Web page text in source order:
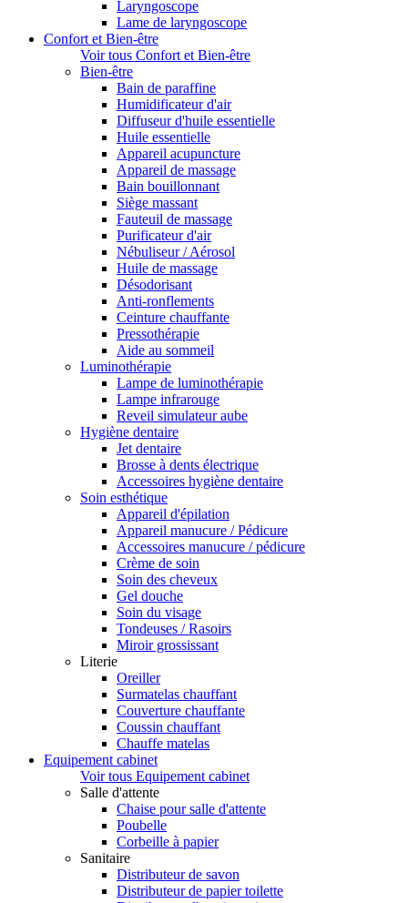
Laryngoscope
Lame de laryngoscope
Confort et Bien-être
Voir tous Confort et Bien-être
Bien-être
Bain de paraffine
Humidificateur d'air
Diffuseur d'huile essentielle
Huile essentielle
Appareil acupuncture
Appareil de massage
Bain bouillonnant
Siège massant
Fauteuil de massage
Purificateur d'air
Nébuliseur / Aérosol
Huile de massage
Désodorisant
Anti-ronflements
Ceinture chauffante
Pressothérapie
Aide au sommeil
Luminothérapie
Lampe de luminothérapie
Lampe infrarouge
Reveil simulateur aube
Hygiène dentaire
Jet dentaire
Brosse à dents électrique
Accessoires hygiène dentaire
Soin esthétique
Appareil d'épilation
Appareil manucure / Pédicure
Accessoires manucure / pédicure
Crème de soin
Soin des cheveux
Gel douche
Soin du visage
Tondeuses / Rasoirs
Miroir grossissant
Literie
Oreiller
Surmatelas chauffant
Couverture chauffante
Coussin chauffant
Chauffe matelas
Equipement cabinet
Voir tous Equipement cabinet
Salle d'attente
Chaise pour salle d'attente
Poubelle
Corbeille à papier
Sanitaire
Distributeur de savon
Distributeur de papier toilette